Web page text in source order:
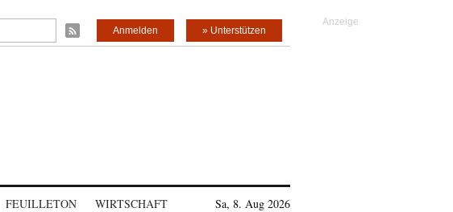
» Unterstützen
Anmelden
FEUILLETON WIRTSCHAFT Sa, 8. Aug 2026